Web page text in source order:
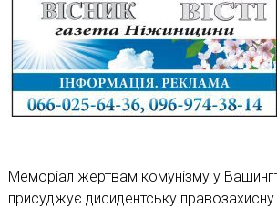
Меморіал жертвам комунізму у
присуджує дисидентську правозахисну